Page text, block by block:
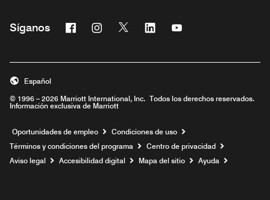
Síganos Facebook
Abre una ventana nueva
Instagram
Abre una ventana nueva
Twitter
Abre una ventana nueva
Linkedin
Abre una ventana nueva
Abre una ventana
© 1996 – 2026 Marriott International, Inc. Todos los derechos reservados.
Información exclusiva de Marriott
Español
Oportunidades de empleo Abre una ventana nueva
Condiciones de uso
Términos y condiciones del programa
Centro de privacidad
Aviso legal
Accesibilidad digital Mapa del sitio Ayuda